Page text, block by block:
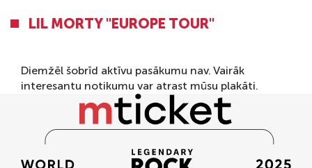
LIL MORTY "EUROPE TOUR"
Diemžēl šobrīd aktīvu pasākumu nav. Vairāk
interesantu notikumu var atrast mūsu plakāti.